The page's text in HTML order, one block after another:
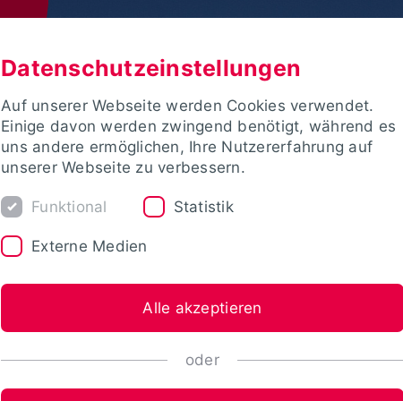
Datenschutzeinstellungen
Auf unserer Webseite werden Cookies verwendet.
Einige davon werden zwingend benötigt, während es
uns andere ermöglichen, Ihre Nutzererfahrung auf
unserer Webseite zu verbessern.
Funktional Statistik
Externe Medien
Alle akzeptieren
oder